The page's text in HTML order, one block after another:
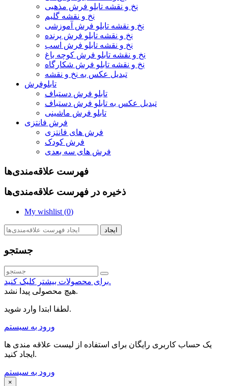
نخ و نقشه تابلو فرش مذهبی
نخ و نقشه گلیم
نخ و نقشه تابلو فرش آموزشی
نخ و نقشه تابلو فرش پرنده
نخ و نقشه تابلو فرش اسب
نخ و نقشه تابلو فرش کوچه باغ
نخ و نقشه تابلو فرش شکارگاه
تبدیل عکس به نخ و نقشه
تابلوفرش
تابلو فرش دستباف
تبدیل عکس به تابلو فرش دستباف
تابلو فرش ماشینی
فرش فانتزی
فرش های فانتزی
فرش کودک
فرش های سه بعدی
فهرست علاقه‌مندی‌ها
ذخیره در فهرست علاقه‌مندی‌ها
My wishlist (0)
ایجاد
جستجو
برای محصولات بیشتر کلیک کنید.
هیچ محصولی پیدا نشد.
لطفا ابتدا وارد شوید.
ورود به سیستم
یک حساب کاربری رایگان برای استفاده از لیست علاقه مندی ها
ایجاد کنید.
ورود به سیستم
×